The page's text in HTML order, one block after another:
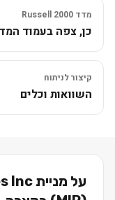
מדד Russell 2000
כן, צפה בעמוד
קיצור לניתוח
השוואות וכלים
על מניית Inc